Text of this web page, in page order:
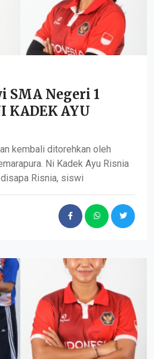
SMA Negeri 1
KADEK AYU
kembali ditorehkan oleh
Ni Kadek Ayu Risnia
Risnia, siswi